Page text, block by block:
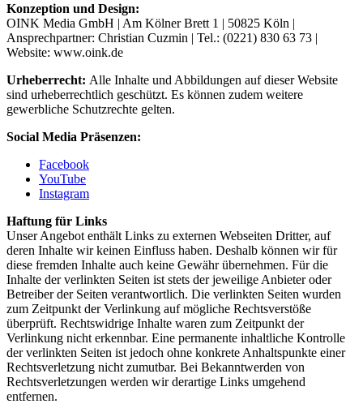
Konzeption und Design:
OINK Media GmbH | Am Kölner Brett 1 | 50825 Köln |
Ansprechpartner: Christian Cuzmin | Tel.: (0221) 830 63 73 |
Website: www.oink.de
Urheberrecht: Alle Inhalte und Abbildungen auf dieser Website
sind urheberrechtlich geschützt. Es können zudem weitere
gewerbliche Schutzrechte gelten.
Social Media Präsenzen:
Facebook
YouTube
Instagram
Haftung für Links
Unser Angebot enthält Links zu externen Webseiten Dritter, auf
deren Inhalte wir keinen Einfluss haben. Deshalb können wir für
diese fremden Inhalte auch keine Gewähr übernehmen. Für die
Inhalte der verlinkten Seiten ist stets der jeweilige Anbieter oder
Betreiber der Seiten verantwortlich. Die verlinkten Seiten wurden
zum Zeitpunkt der Verlinkung auf mögliche Rechtsverstöße
überprüft. Rechtswidrige Inhalte waren zum Zeitpunkt der
Verlinkung nicht erkennbar. Eine permanente inhaltliche Kontrolle
der verlinkten Seiten ist jedoch ohne konkrete Anhaltspunkte einer
Rechtsverletzung nicht zumutbar. Bei Bekanntwerden von
Rechtsverletzungen werden wir derartige Links umgehend
entfernen.